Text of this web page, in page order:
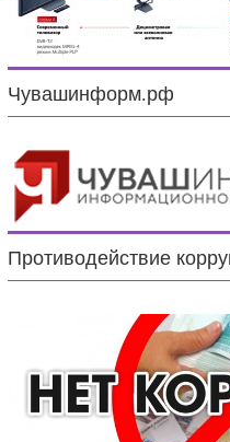
Чувашинформ.рф
Противодействие